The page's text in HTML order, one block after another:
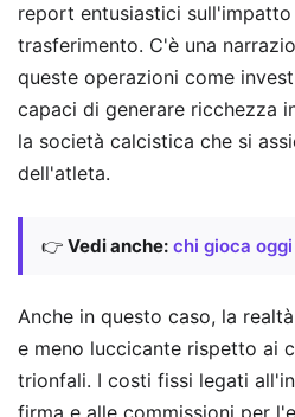
report entusiastici
trasferimento. C'è una
queste operazioni come
capaci di generare ricchezza
la società calcistica che si
dell'atleta.
👉 Vedi anche: chi gioca
Anche in questo caso, la
e meno luccicante rispetto ai
trionfali. I costi fissi legati